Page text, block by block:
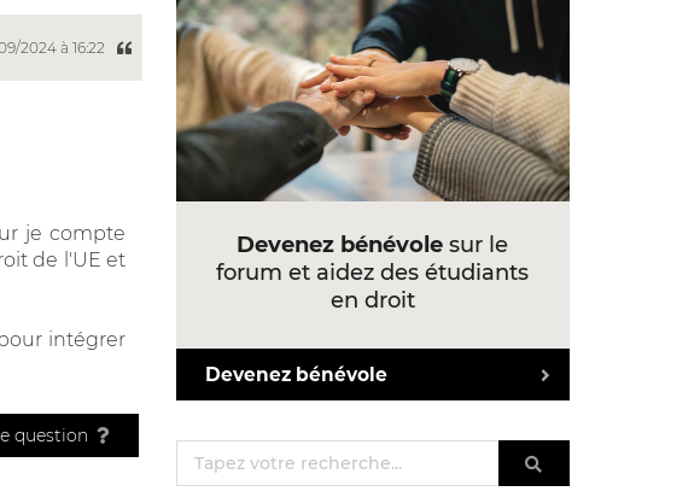
2024 à 16:22
je compte
de l'UE et
intégrer
question
Devenez bénévole sur le
forum et aidez des étudiants
en droit
Devenez bénévole